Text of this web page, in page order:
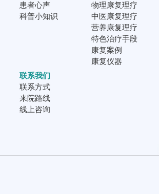
患者心声
科普小知识
物理康复理疗
中医康复理疗
营养康复理疗
特色治疗手段
康复案例
康复仪器
联系我们
联系方式
来院路线
线上咨询